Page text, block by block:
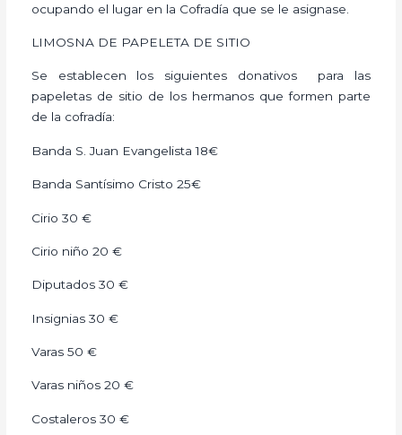
ocupando el lugar en la Cofradía que se le asignase.
LIMOSNA DE PAPELETA DE SITIO
Se establecen los siguientes donativos para las
papeletas de sitio de los hermanos que formen parte
de la cofradía:
Banda S. Juan Evangelista 18€
Banda Santísimo Cristo 25€
Cirio 30 €
Cirio niño 20 €
Diputados 30 €
Insignias 30 €
Varas 50 €
Varas niños 20 €
Costaleros 30 €